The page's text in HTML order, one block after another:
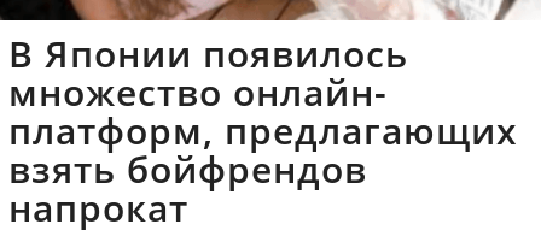
В Японии появилось
множество онлайн-
платформ, предлагающих
взять бойфрендов
напрокат